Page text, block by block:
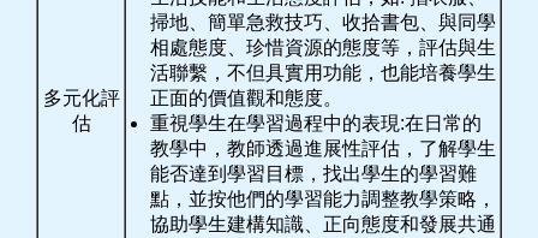
多元化評
估
掃地、簡單急救技巧、收拾書包、與同學
相處態度、珍惜資源的態度等，評估與生
活聯繫，不但具實用功能，也能培養學生
正面的價值觀和態度。
重視學生在學習過程中的表現:在日常的
教學中，教師透過進展性評估，了解學生
能否達到學習目標，找出學生的學習難
點，並按他們的學習能力調整教學策略，
協助學生建構知識、正向態度和發展共通